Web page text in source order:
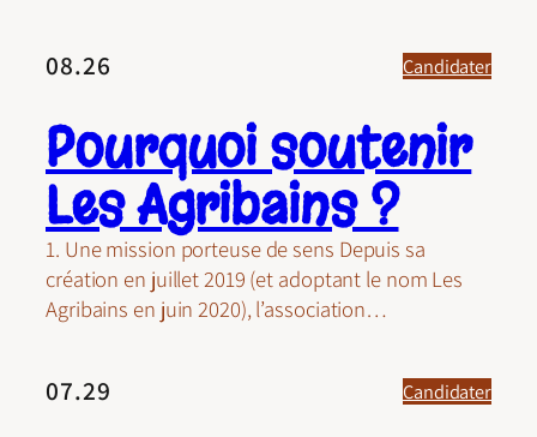
08.26 Candidater
Pourquoi soutenir
Les Agribains ?
1. Une mission porteuse de sens Depuis sa
création en juillet 2019 (et adoptant le nom Les
Agribains en juin 2020), l’association…
07.29 Candidater